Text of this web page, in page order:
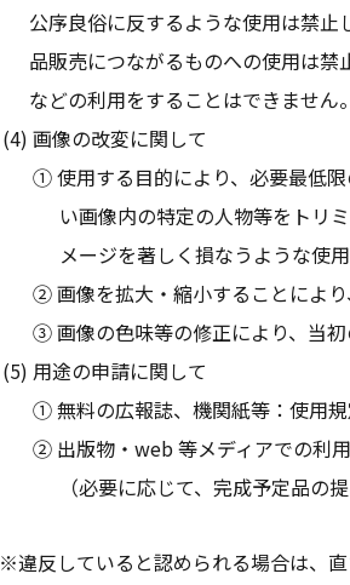
公序良俗に反するような使用は禁
品販売につながるものへの使用は
などの利用をすることはできません。
画像の改変に関して
① 使用する目的により、必要最低
い画像内の特定の人物等をトリ
メージを著しく損なうような使用
② 画像を拡大・縮小することにより
③ 画像の色味等の修正により、当初
用途の申請に関して
① 無料の広報誌、機関紙等：使用規
② 出版物・web 等メディアでの利
（必要に応じて、完成予定品の
※違反していると認められる場合は、